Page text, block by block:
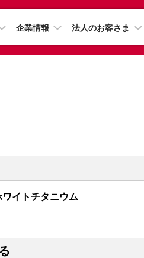
企業情報 法人のお客さま
イトチタニウム